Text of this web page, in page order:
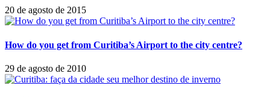
20 de agosto de 2015
How do you get from Curitiba’s Airport to the city centre?
29 de agosto de 2010